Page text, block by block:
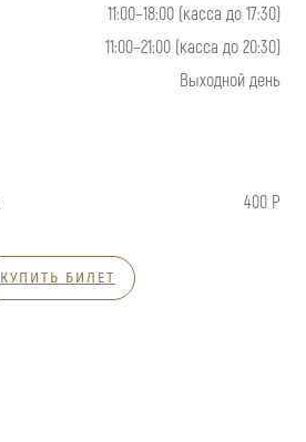
11:00–18:00 (касса до 17:30)
11:00–21:00 (касса до 20:30)
Выходной день
400 Р
КУПИТЬ БИЛЕТ